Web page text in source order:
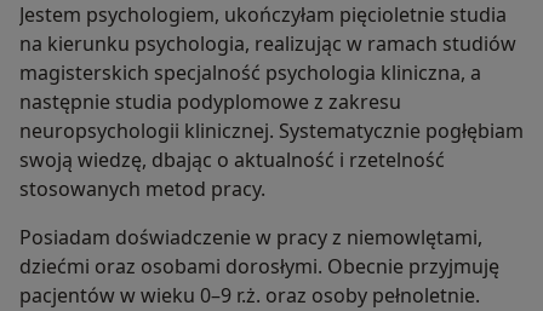
Jestem psychologiem, ukończyłam pięcioletnie studia
na kierunku psychologia, realizując w ramach studiów
magisterskich specjalność psychologia kliniczna, a
następnie studia podyplomowe z zakresu
neuropsychologii klinicznej. Systematycznie pogłębiam
swoją wiedzę, dbając o aktualność i rzetelność
stosowanych metod pracy.
Posiadam doświadczenie w pracy z niemowlętami,
dziećmi oraz osobami dorosłymi. Obecnie przyjmuję
pacjentów w wieku 0–9 r.ż. oraz osoby pełnoletnie.